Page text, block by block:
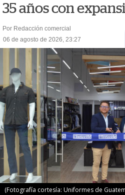
35 años con
Por Redacción comercial
06 de agosto de 2026, 23:27
(Fotografía cortesía: Uniformes de